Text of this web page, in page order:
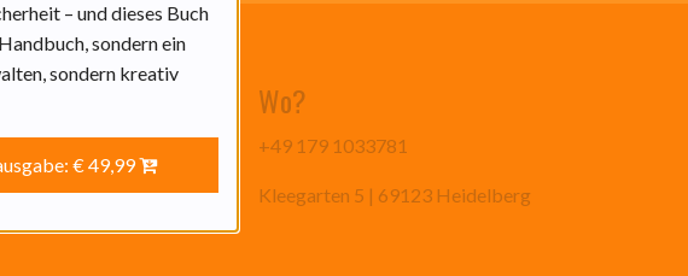
und leiste Support
& DEVONagent.
Wo?
+49 179 1033781
Kleegarten 5 | 69123 Heidelberg
– und dieses Buch
sondern ein
sondern kreativ
€ 49,99